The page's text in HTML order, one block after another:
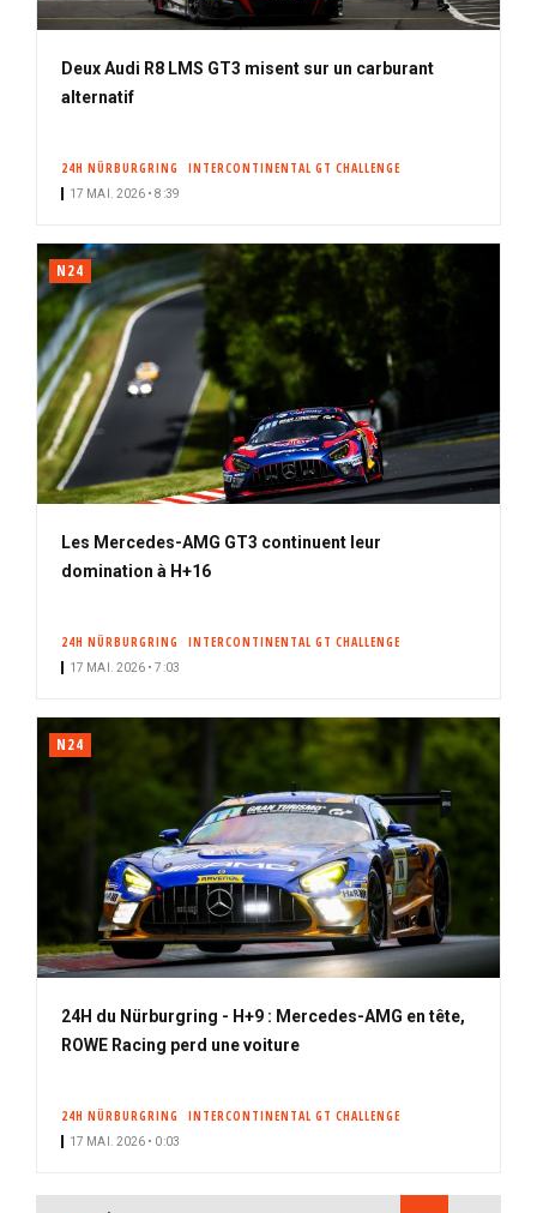
Deux Audi R8 LMS GT3 misent sur un carburant
alternatif
24H NÜRBURGRING INTERCONTINENTAL GT CHALLENGE
17 MAI. 2026 • 8:39
N24
Les Mercedes-AMG GT3 continuent leur
domination à H+16
24H NÜRBURGRING INTERCONTINENTAL GT CHALLENGE
17 MAI. 2026 • 7:03
N24
24H du Nürburgring - H+9 : Mercedes-AMG en tête,
ROWE Racing perd une voiture
24H NÜRBURGRING INTERCONTINENTAL GT CHALLENGE
17 MAI. 2026 • 0:03